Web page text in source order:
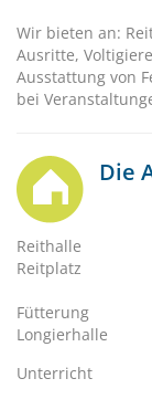
Wir bieten an:
Ausritte,
Ausstattung von
bei
Die
Reithalle
Reitplatz
Fütterung
Longierhalle
Unterricht